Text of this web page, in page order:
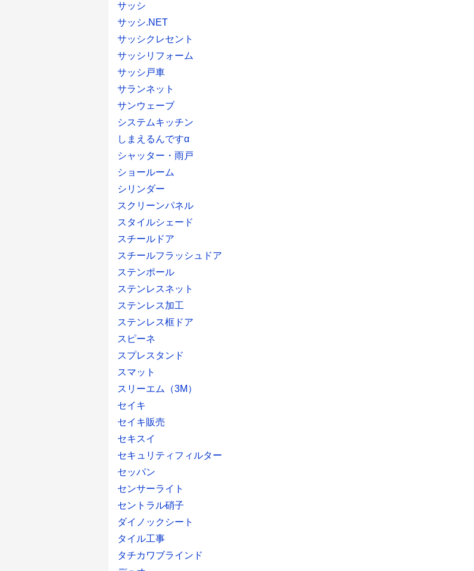
サッシ
サッシ.NET
サッシクレセント
サッシリフォーム
サッシ戸車
サランネット
サンウェーブ
システムキッチン
しまえるんですα
シャッター・雨戸
ショールーム
シリンダー
スクリーンパネル
スタイルシェード
スチールドア
スチールフラッシュドア
ステンポール
ステンレスネット
ステンレス加工
ステンレス框ドア
スピーネ
スプレスタンド
スマット
スリーエム（3M）
セイキ
セイキ販売
セキスイ
セキュリティフィルター
セッパン
センサーライト
セントラル硝子
ダイノックシート
タイル工事
タチカワブラインド